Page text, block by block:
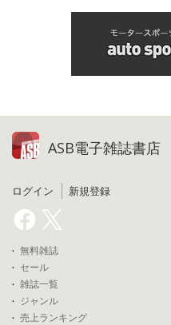
ASB電子雑誌書店
ログイン 新規登録
無料雑誌
セール
雑誌一覧
ジャンル
売上ランキング